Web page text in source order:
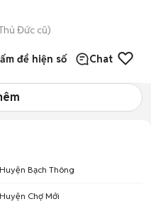
Đức cũ)
để hiện số Chat
Huyện Bạch Thông
Huyện Chợ Mới